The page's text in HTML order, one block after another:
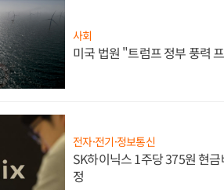
사회
미국 법원 "트럼프 정부 풍력
전자·전기·정보통신
SK하이닉스 1주당 375원 현
정